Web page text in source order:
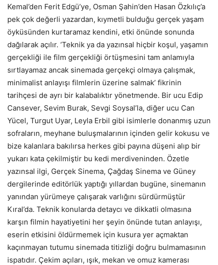
Kemal’den Ferit Edgü’ye, Osman Şahin’den Hasan Özkılıç’a
pek çok değerli yazardan, kıymetli bulduğu gerçek yaşam
öyküsünden kurtaramaz kendini, etki önünde sonunda
dağılarak açılır. ‘Teknik ya da yazınsal hiçbir koşul, yaşamın
gerçekliği ile film gerçekliği örtüşmesini tam anlamıyla
sırtlayamaz ancak sinemada gerçekçi olmaya çalışmak,
minimalist anlayışı filmlerin üzerine salmak’ fikrinin
tarihçesi de ayrı bir kalabalıktır yönetmende. Bir ucu Edip
Cansever, Sevim Burak, Sevgi Soysal’la, diğer ucu Can
Yücel, Turgut Uyar, Leyla Erbil gibi isimlerle donanmış uzun
sofraların, meyhane buluşmalarının içinden gelir kokusu ve
bize kalanlara bakılırsa herkes gibi payına düşeni alıp bir
yukarı kata çekilmiştir bu kedi merdiveninden. Özetle
yazınsal ilgi, Gerçek Sinema, Çağdaş Sinema ve Güney
dergilerinde editörlük yaptığı yıllardan bugüne, sinemanın
yanından yürümeye çalışarak varlığını sürdürmüştür
Kıral’da. Teknik konularda detaycı ve dikkatli olmasına
karşın filmin hayatiyetini her şeyin önünde tutan anlayışı,
eserin etkisini öldürmemek için kusura yer açmaktan
kaçınmayan tutumu sinemada titizliği doğru bulmamasının
ispatıdır. Çekim açıları, ışık, mekan ve omuz kamerası